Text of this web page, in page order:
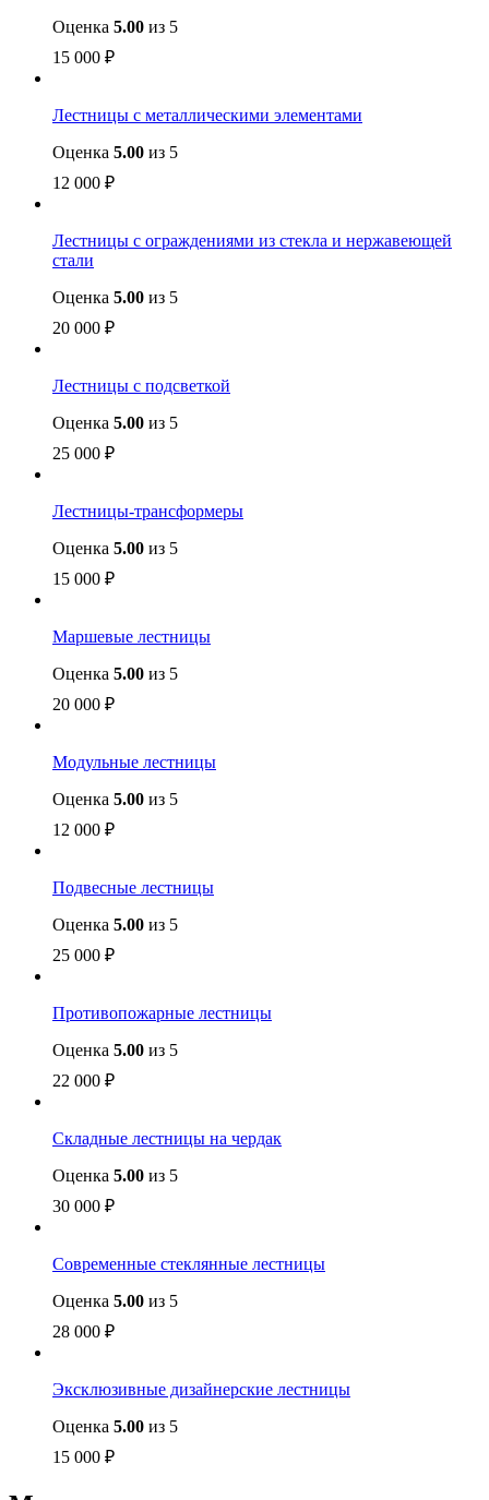
Оценка 5.00 из 5
15 000 ₽
Лестницы с металлическими элементами
Оценка 5.00 из 5
12 000 ₽
Лестницы с ограждениями из стекла и нержавеющей
стали
Оценка 5.00 из 5
20 000 ₽
Лестницы с подсветкой
Оценка 5.00 из 5
25 000 ₽
Лестницы-трансформеры
Оценка 5.00 из 5
15 000 ₽
Маршевые лестницы
Оценка 5.00 из 5
20 000 ₽
Модульные лестницы
Оценка 5.00 из 5
12 000 ₽
Подвесные лестницы
Оценка 5.00 из 5
25 000 ₽
Противопожарные лестницы
Оценка 5.00 из 5
22 000 ₽
Складные лестницы на чердак
Оценка 5.00 из 5
30 000 ₽
Современные стеклянные лестницы
Оценка 5.00 из 5
28 000 ₽
Эксклюзивные дизайнерские лестницы
Оценка 5.00 из 5
15 000 ₽